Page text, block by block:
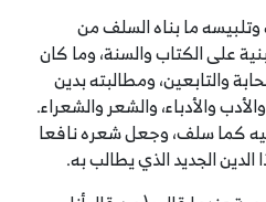
ما بناه السلف من
على الكتاب والسنة، وما كان
والتابعين، ومطالبته بدين
والأدباء، والشعر والشعراء.
كما سلف، وجعل شعره نافعا
الجديد الذي يطالب به.